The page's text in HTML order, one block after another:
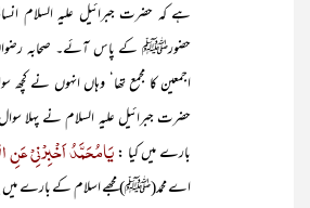
ہے کہ حضرت جبرائیل علیہ السلام
حضورﷺ کے پاس آئے۔ صحابہ رضوان
اجمعین کا مجمع تھا‘ وہاں انہوں نے
حضرت جبرائیل علیہ السلام نے پہلا
بارے میں کیا :یَامُحَمَّدُ اَخْبِرْنِیْ عَنِ
اے محمد(ﷺ) مجھے اسلام کے بارے